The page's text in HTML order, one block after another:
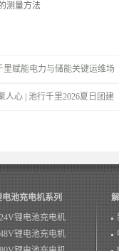
测量方法
里赋能电力与储能关键运维场
人心 | 池行千里2026夏日团建
电池充电机系列
24V锂电池充电机
48V锂电池充电机